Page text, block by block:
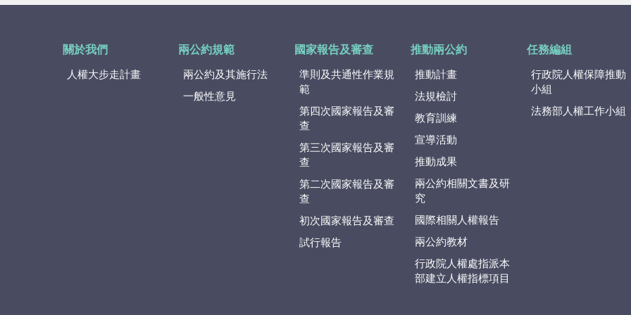
關於我們
人權大步走計畫
兩公約規範
兩公約及其施行法
一般性意見
國家報告及審查
準則及共通性作業規
範
第四次國家報告及審
查
第三次國家報告及審
查
第二次國家報告及審
查
初次國家報告及審查
試行報告
推動兩公約
推動計畫
法規檢討
教育訓練
宣導活動
推動成果
兩公約相關文書及研
究
國際相關人權報告
兩公約教材
行政院人權處指派本
部建立人權指標項目
任務編組
行政院人權保障推動
小組
法務部人權工作小組